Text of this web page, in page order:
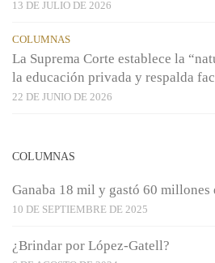
13 DE JULIO DE 2026
COLUMNAS
La Suprema Corte establece la
la educación privada y respalda
22 DE JUNIO DE 2026
COLUMNAS
Ganaba 18 mil y gastó 60 millones
10 DE SEPTIEMBRE DE 2025
¿Brindar por López-Gatell?